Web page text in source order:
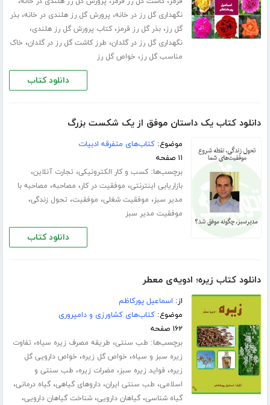
نگهداری گل رز در خانه، پرورش گل رز هلندی در خانه،بذر
گل رز،بذر گل رز قرمز،کتاب پرورش گل رز هلندی،
نگهداری گل رز در گلدان، طرز کاشت گل رز در گلدان، خاک
مناسب گل رز، خواص گل رز
دانلود کتاب
دانلود کتاب یک داستان موفق از یک شکست بزرگ
موضوع:کتاب‌های متفرقه ادبیات
۱۱ صفحه
برچسب‌ها:کسب و کار الکترونیکی، تجارت آنلاین،
بازاریابی اینترنتی، موفقیت در کار، مصاحبه، مصاحبه با
مدیر سبز، موفقیت شغلی، موفقیت، تحول زندگی،
موفقیت مدیر سبز
دانلود کتاب
دانلود کتاب زیره؛ ادویه‌ی معطر
از: اسماعیل پورکاظم
موضوع:کتاب‌های کشاورزی و دامپروری
۱۶۲ صفحه
برچسب‌ها: طب سنتی، طریقه مصرف زیره سیاه، تفاوت
زیره سبز و سیاه، خواص گل زیره، خواص دارویی گل
زیره، فواید زیره سبز، مضرات زیره، طب سنتی و
اسلامی، طب سنتی ایران،داروهای گیاهی،گیاه درمانی،
گیاه شناسی،گیاهان دارویی،شناخت گیاهان دارویی،